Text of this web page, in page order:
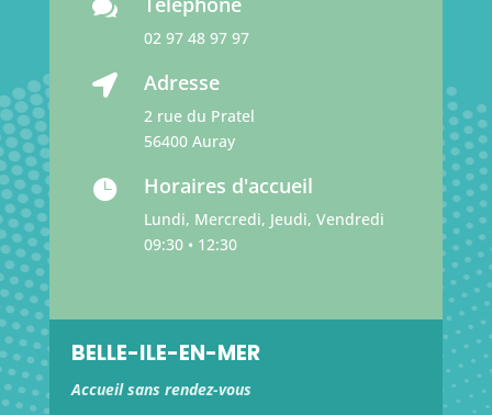

02 97 48 97 97
 Adresse
2 rue du Pratel
56400 Auray
 Horaires d'accueil
Lundi, Mercredi, Jeudi, Vendredi
09:30 • 12:30
BELLE-ILE-EN-MER
Accueil sans rendez-vous